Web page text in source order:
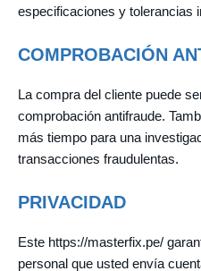
especificaciones y tolerancias
COMPROBACIÓN
La compra del cliente puede
comprobación antifraude.
más tiempo para una
transacciones fraudulentas.
PRIVACIDAD
Este https://masterfix.pe/
personal que usted envía